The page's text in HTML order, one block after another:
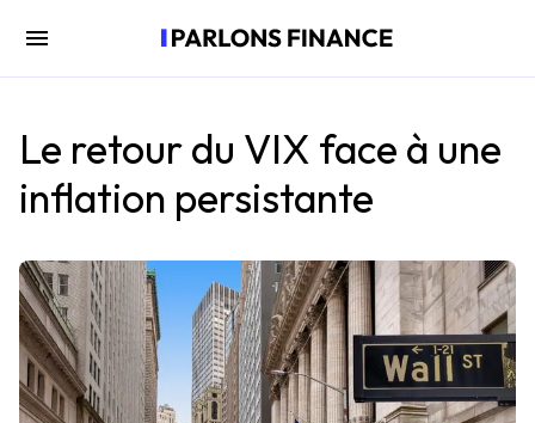
Le retour du VIX face à une
inflation persistante